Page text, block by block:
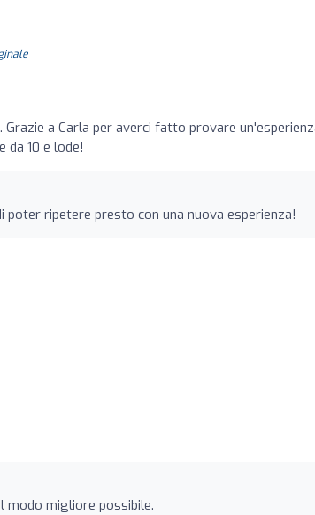
a Carla per averci fatto provare
da 10 e lode!
poter ripetere presto con una nuova esperienza!
modo migliore possibile.